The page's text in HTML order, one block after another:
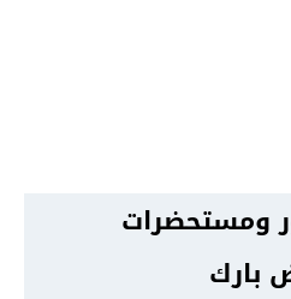
ومستحضرات
بارك